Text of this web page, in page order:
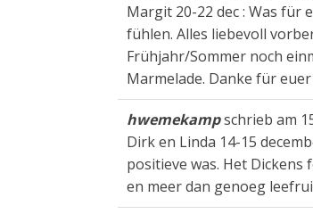
Margit 20-22 dec : Was für
fühlen. Alles liebevoll
Frühjahr/Sommer noch
Marmelade. Danke für
hwemekampschrieb am
Dirk en Linda 14-15
positieve was. Het
en meer dan genoeg